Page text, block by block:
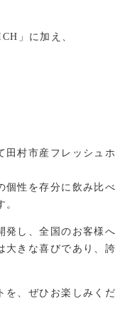
」に加え、
田村市産フレッシュホ
個性を存分に飲み比べ
発し、全国のお客様へ
大きな喜びであり、誇
を、ぜひお楽しみくだ